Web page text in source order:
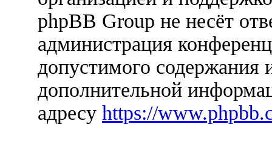
phpBB Group не несёт
администрация
допустимого содержания
дополнительной
адресу https://